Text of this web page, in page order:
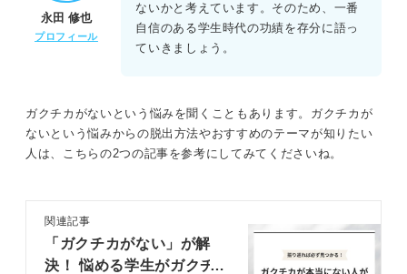
永田 修也
プロフィール
ないかと考えています。そのため、一番
自信のある学生時代の功績を存分に語っ
ていきましょう。
ガクチカがないという悩みを聞くこともあります。ガクチカが
ないという悩みからの脱出方法やおすすめのテーマが知りたい
人は、こちらの2つの記事を参考にしてみてくださいね。
関連記事
「ガクチカがない」が解
決！ 悩める学生がガクチ